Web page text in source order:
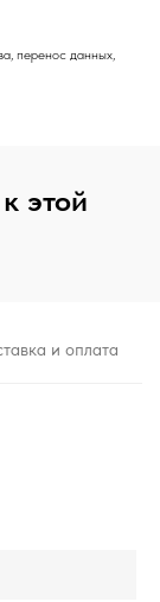
перенос данных,
этой
и оплата